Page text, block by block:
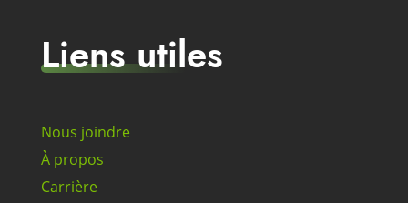
Liens utiles
Nous joindre
À propos
Carrière